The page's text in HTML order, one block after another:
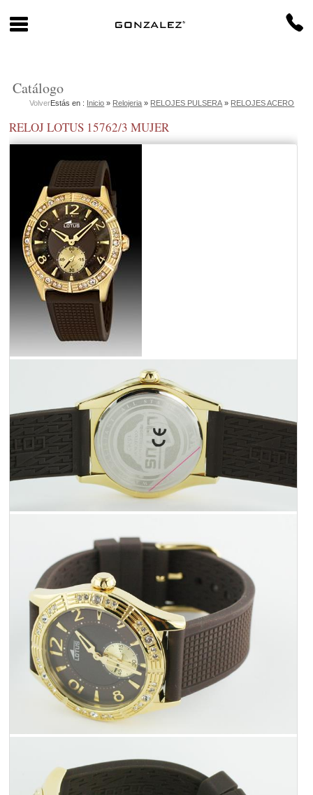
Catálogo
Estás en : Inicio » Relojeria » RELOJES PULSERA » RELOJES ACERO
Volver
RELOJ LOTUS 15762/3 MUJER